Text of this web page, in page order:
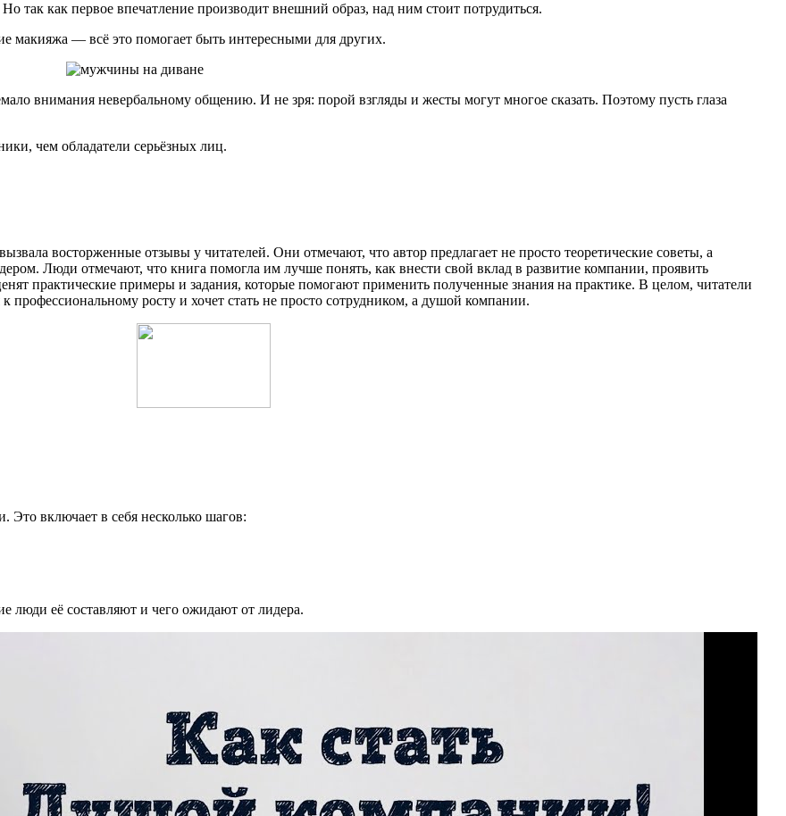
так как первое впечатление производит внешний образ, над ним стоит потрудиться.
макияжа — всё это помогает быть интересными для других.
внимания невербальному общению. И не зря: порой взгляды и жесты могут многое сказать. Поэтому пусть глаза
чем обладатели серьёзных лиц.
восторженные отзывы у читателей. Они отмечают, что автор предлагает не просто теоретические советы, а
Люди отмечают, что книга помогла им лучше понять, как внести свой вклад в развитие компании, проявить
практические примеры и задания, которые помогают применить полученные знания на практике. В целом, читатели
профессиональному росту и хочет стать не просто сотрудником, а душой компании.
включает в себя несколько шагов:
люди её составляют и чего ожидают от лидера.